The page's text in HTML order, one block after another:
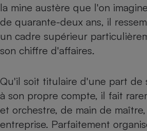
la mine austère que l'on
de quarante-deux ans, il
un cadre supérieur
son chiffre d'affaires.
Qu'il soit titulaire d'une part de
à son propre compte, il fait
et orchestre, de main de
entreprise. Parfaitement